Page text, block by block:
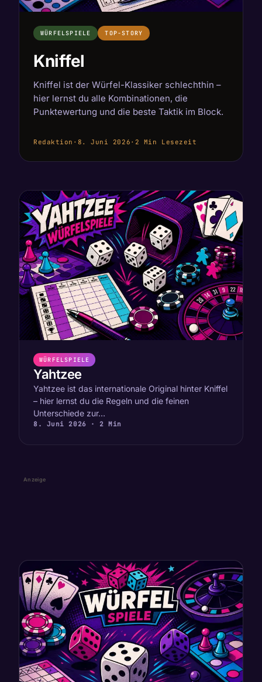
WÜRFELSPIELE TOP-STORY
Kniffel
Kniffel ist der Würfel-Klassiker schlechthin –
hier lernst du alle Kombinationen, die
Punktewertung und die beste Taktik im Block.
Redaktion · 8. Juni 2026 · 2 Min Lesezeit
WÜRFELSPIELE
Yahtzee
Yahtzee ist das internationale Original hinter Kniffel
– hier lernst du die Regeln und die feinen
Unterschiede zur…
8. Juni 2026 · 2 Min
Anzeige